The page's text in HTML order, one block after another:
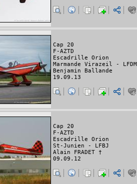
Cap 20
F-AZTD
Escadrille Orion
Marmande Virazeil - LFDM
Benjamin Ballande
19.09.13
Cap 20
F-AZTD
Escadrille Orion
St-Junien - LFBJ
Alain FRADET †
09.09.12